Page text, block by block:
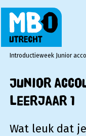
MBO Utrecht
Introductieweek Junior
Junior
leerjaar 1
Wat leuk dat